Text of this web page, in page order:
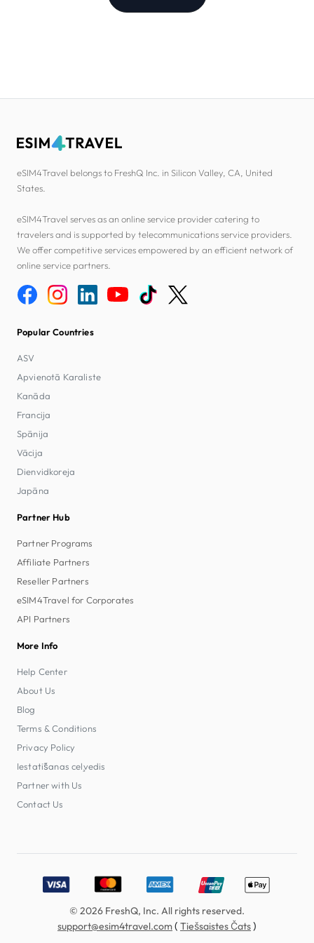
eSIM4Travel belongs to FreshQ Inc. in Silicon Valley, CA, United
States.
eSIM4Travel serves as an online service provider catering to
travelers and is supported by telecommunications service providers.
We offer competitive services empowered by an efficient network of
online service partners.
Popular Countries
ASV
Apvienotā Karaliste
Kanāda
Francija
Spānija
Vācija
Dienvidkoreja
Japāna
Partner Hub
Partner Programs
Affiliate Partners
Reseller Partners
eSIM4Travel for Corporates
API Partners
More Info
Help Center
About Us
Blog
Terms & Conditions
Privacy Policy
Iestatīšanas ceļvedis
Partner with Us
Contact Us
Accepted payment methods: Visa, MasterCard, American
© 2026 FreshQ, Inc. All rights reserved.
support@esim4travel.com( Tiešsaistes Čats)